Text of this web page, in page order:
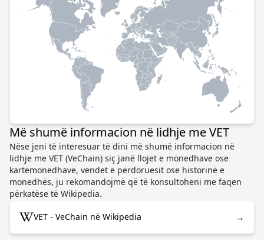
Më shumë informacion në lidhje me VET
Nëse jeni të interesuar të dini më shumë informacion në
lidhje me VET (VeChain) siç janë llojet e monedhave ose
kartëmonedhave, vendet e përdoruesit ose historinë e
monedhës, ju rekomandojmë që të konsultoheni me faqen
përkatëse të Wikipedia.
VET - VeChain në Wikipedia →